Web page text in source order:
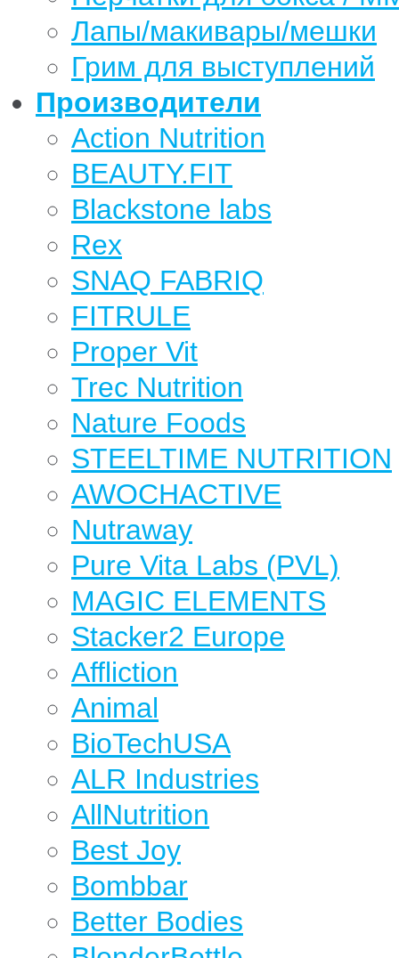
Лапы/макивары/мешки
Грим для выступлений
Производители
Action Nutrition
BEAUTY.FIT
Blackstone labs
Rex
SNAQ FABRIQ
FITRULE
Proper Vit
Trec Nutrition
Nature Foods
STEELTIME NUTRITION
AWOCHACTIVE
Nutraway
Pure Vita Labs (PVL)
MAGIC ELEMENTS
Stacker2 Europe
Affliction
Animal
BioTechUSA
ALR Industries
AllNutrition
Best Joy
Bombbar
Better Bodies